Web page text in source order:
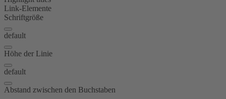
Link-Elemente
Schriftgröße
default
Höhe der Linie
default
Abstand zwischen den Buchstaben